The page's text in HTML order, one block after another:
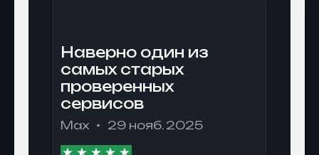
Наверно один из
самых старых
проверенных
сервисов
Max 29 нояб. 2025